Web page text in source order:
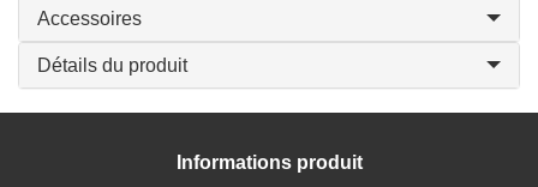
Accessoires
Détails du produit
Informations produit